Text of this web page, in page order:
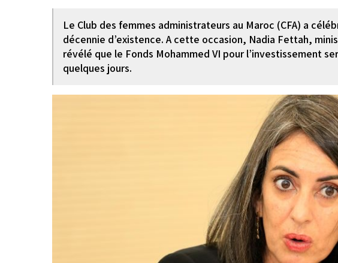
Le Club des femmes administrateurs au Maroc (CFA) a
décennie d’existence. A cette occasion, Nadia Fettah,
révélé que le Fonds Mohammed VI pour l’investissement
quelques jours.